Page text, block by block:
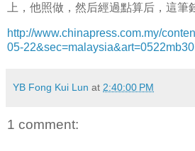
上，他照做，然后經過點算后，這筆
http://www.chinapress.com.my/
05-
YB Fong Kui Lun at 2:40:00 PM
1 comment: